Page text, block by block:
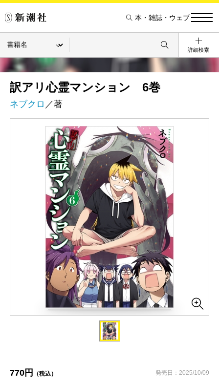
本・雑誌・ウェブ
詳細検索
訳アリ心霊マンション 6巻
ネブクロ ／著
770円 （税込） 発売日：2025/10/09